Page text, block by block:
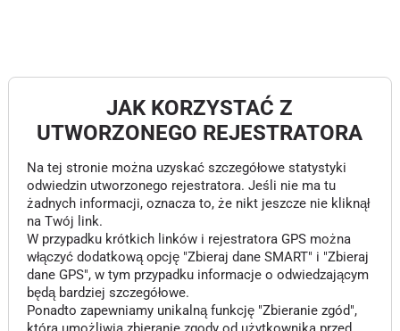
JAK KORZYSTAĆ Z
UTWORZONEGO REJESTRATORA
Na tej stronie można uzyskać szczegółowe statystyki
odwiedzin utworzonego rejestratora. Jeśli nie ma tu
żadnych informacji, oznacza to, że nikt jeszcze nie kliknął
na Twój link.
W przypadku krótkich linków i rejestratora GPS można
włączyć dodatkową opcję "Zbieraj dane SMART" i "Zbieraj
dane GPS", w tym przypadku informacje o odwiedzającym
będą bardziej szczegółowe.
Ponadto zapewniamy unikalną funkcję "Zbieranie zgód",